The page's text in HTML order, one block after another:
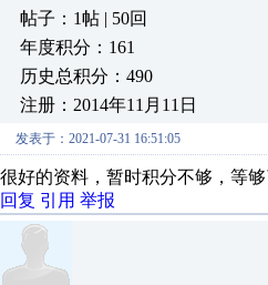
帖子：1帖 | 50回
年度积分：161
历史总积分：490
注册：2014年11月11日
发表于：2021-07-31 16:51:05
很好的资料，暂时积分不够，等
回复 引用 举报